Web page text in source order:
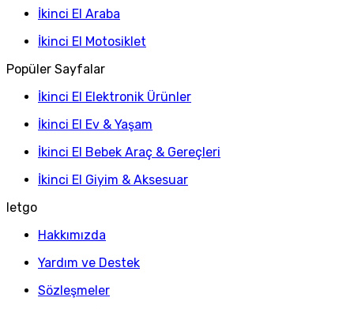
İkinci El Araba
İkinci El Motosiklet
Popüler Sayfalar
İkinci El Elektronik Ürünler
İkinci El Ev & Yaşam
İkinci El Bebek Araç & Gereçleri
İkinci El Giyim & Aksesuar
letgo
Hakkımızda
Yardım ve Destek
Sözleşmeler